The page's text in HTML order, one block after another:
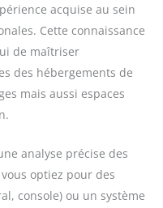
acquise au sein
Cette connaissance
de maîtriser
des hébergements de
mais aussi espaces
analyse précise des
optiez pour des
console) ou un système